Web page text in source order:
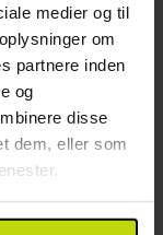
medier og til
om
partnere inden
og
disse
dem, eller som
Hvis I
tildelt et